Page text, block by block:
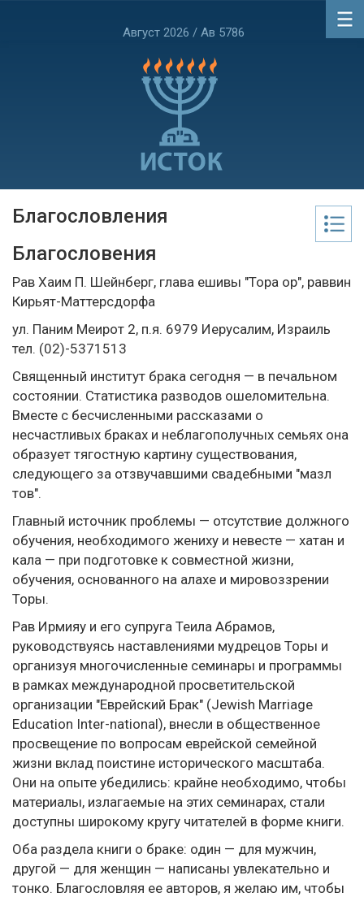
Август 2026 / Ав 5786
Благословления
Благословения
Рав Хаим П. Шейнберг, глава ешивы "Тора ор", раввин
Кирьят-Маттерсдорфа
ул. Паним Меирот 2, п.я. 6979 Иерусалим, Израиль
тел. (02)-5371513
Священный институт брака сегодня — в печальном
состоянии. Статистика разводов ошеломительна.
Вместе с бесчисленными рассказами о
несчастливых браках и неблагополучных семьях она
образует тягостную картину существования,
следующего за отзвучавшими свадебными "мазл
тов".
Главный источник проблемы — отсутствие должного
обучения, необходимого жениху и невесте — хатан и
кала — при подготовке к совместной жизни,
обучения, основанного на алахе и мировоззрении
Торы.
Рав Ирмияу и его супруга Теила Абрамов,
руководствуясь наставлениями мудрецов Торы и
организуя многочисленные семинары и программы
в рамках международной просветительской
организации "Еврейский Брак" (Jewish Marriage
Education Inter-national), внесли в общественное
просвещение по вопросам еврейской семейной
жизни вклад поистине исторического масштаба.
Они на опыте убедились: крайне необходимо, чтобы
материалы, излагаемые на этих семинарах, стали
доступны широкому кругу читателей в форме книги.
Оба раздела книги о браке: один — для мужчин,
другой — для женщин — написаны увлекательно и
тонко. Благословляя ее авторов, я желаю им, чтобы